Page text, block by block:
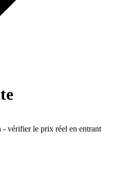
- vérifier le prix réel en entrant